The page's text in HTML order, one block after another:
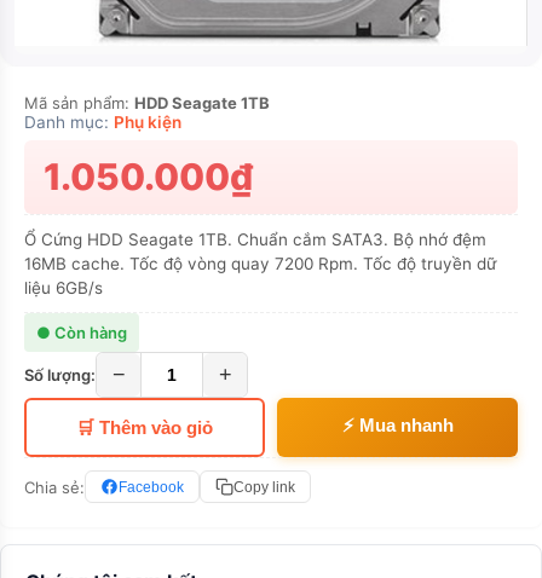
Mã sản phẩm: HDD Seagate 1TB
Danh mục: Phụ kiện
1.050.000₫
Ổ Cứng HDD Seagate 1TB. Chuẩn cắm SATA3. Bộ nhớ đệm
16MB cache. Tốc độ vòng quay 7200 Rpm. Tốc độ truyền dữ
liệu 6GB/s
● Còn hàng
Số lượng: − +
🛒 Thêm vào giỏ ⚡ Mua nhanh
Chia sẻ: Facebook Copy link